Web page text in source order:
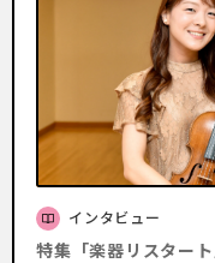
インタビュー
特集「楽器リスタート